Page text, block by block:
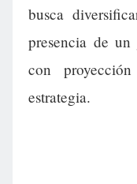
busca
presencia de un
con
estrategia.